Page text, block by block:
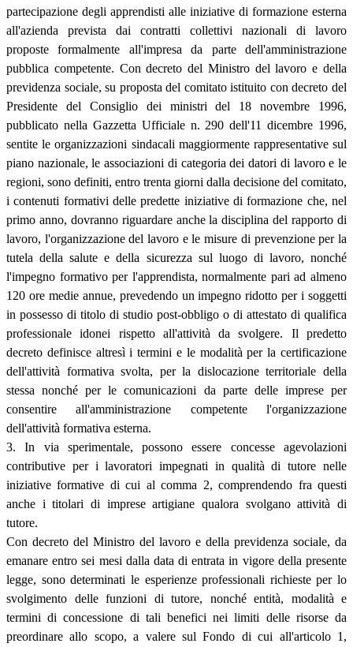
partecipazione degli apprendisti alle iniziative di formazione esterna
all'azienda prevista dai contratti collettivi nazionali di lavoro
proposte formalmente all'impresa da parte dell'amministrazione
pubblica competente. Con decreto del Ministro del lavoro e della
previdenza sociale, su proposta del comitato istituito con decreto del
Presidente del Consiglio dei ministri del 18 novembre 1996,
pubblicato nella Gazzetta Ufficiale n. 290 dell'11 dicembre 1996,
sentite le organizzazioni sindacali maggiormente rappresentative sul
piano nazionale, le associazioni di categoria dei datori di lavoro e le
regioni, sono definiti, entro trenta giorni dalla decisione del comitato,
i contenuti formativi delle predette iniziative di formazione che, nel
primo anno, dovranno riguardare anche la disciplina del rapporto di
lavoro, l'organizzazione del lavoro e le misure di prevenzione per la
tutela della salute e della sicurezza sul luogo di lavoro, nonché
l'impegno formativo per l'apprendista, normalmente pari ad almeno
120 ore medie annue, prevedendo un impegno ridotto per i soggetti
in possesso di titolo di studio post-obbligo o di attestato di qualifica
professionale idonei rispetto all'attività da svolgere. Il predetto
decreto definisce altresì i termini e le modalità per la certificazione
dell'attività formativa svolta, per la dislocazione territoriale della
stessa nonché per le comunicazioni da parte delle imprese per
consentire all'amministrazione competente l'organizzazione
dell'attività formativa esterna.
3. In via sperimentale, possono essere concesse agevolazioni
contributive per i lavoratori impegnati in qualità di tutore nelle
iniziative formative di cui al comma 2, comprendendo fra questi
anche i titolari di imprese artigiane qualora svolgano attività di
tutore.
Con decreto del Ministro del lavoro e della previdenza sociale, da
emanare entro sei mesi dalla data di entrata in vigore della presente
legge, sono determinati le esperienze professionali richieste per lo
svolgimento delle funzioni di tutore, nonché entità, modalità e
termini di concessione di tali benefici nei limiti delle risorse da
preordinare allo scopo, a valere sul Fondo di cui all'articolo 1,